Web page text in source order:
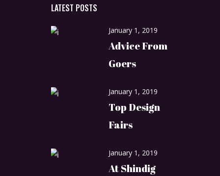
LATEST POSTS
January 1, 2019
Advice From
Goers
January 1, 2019
Top Design
Fairs
January 1, 2019
At Shindig